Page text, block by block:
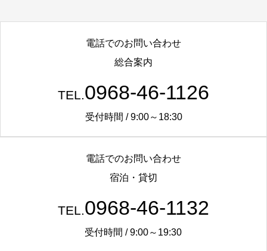
電話でのお問い合わせ
総合案内
TEL.0968-46-1126
受付時間 / 9:00～18:30
電話でのお問い合わせ
宿泊・貸切
TEL.0968-46-1132
受付時間 / 9:00～19:30